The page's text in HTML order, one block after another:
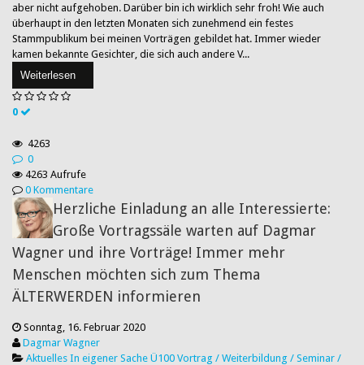
aber nicht aufgehoben. Darüber bin ich wirklich sehr froh! Wie auch
überhaupt in den letzten Monaten sich zunehmend ein festes
Stammpublikum bei meinen Vorträgen gebildet hat. Immer wieder
kamen bekannte Gesichter, die sich auch andere V...
Weiterlesen
0
4263
0
4263 Aufrufe
0 Kommentare
Herzliche Einladung an alle Interessierte:
Große Vortragssäle warten auf Dagmar
Wagner und ihre Vorträge! Immer mehr
Menschen möchten sich zum Thema
ÄLTERWERDEN informieren
Sonntag, 16. Februar 2020
Dagmar Wagner
Aktuelles In eigener Sache Ü100 Vortrag / Weiterbildung / Seminar /